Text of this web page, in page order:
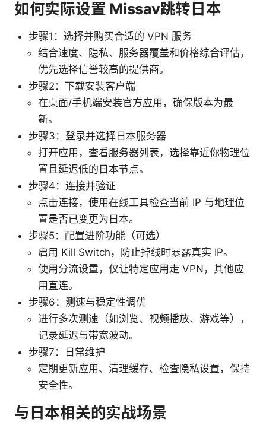
如何实际设置 Missav跳转日本
步骤1：选择并购买合适的 VPN 服务
结合速度、隐私、服务器覆盖和价格综合评估，
优先选择信誉较高的提供商。
步骤2：下载安装客户端
在桌面/手机端安装官方应用，确保版本为最
新。
步骤3：登录并选择日本服务器
打开应用，查看服务器列表，选择靠近你物理位
置且延迟低的日本节点。
步骤4：连接并验证
点击连接，使用在线工具检查当前 IP 与地理位
置是否已变更为日本。
步骤5：配置进阶功能（可选）
启用 Kill Switch，防止掉线时暴露真实 IP。
使用分流设置，仅让特定应用走 VPN，其他应
用直连。
步骤6：测速与稳定性调优
进行多次测速（如浏览、视频播放、游戏等），
记录延迟与带宽波动。
步骤7：日常维护
定期更新应用、清理缓存、检查隐私设置，保持
安全性。
与日本相关的实战场景